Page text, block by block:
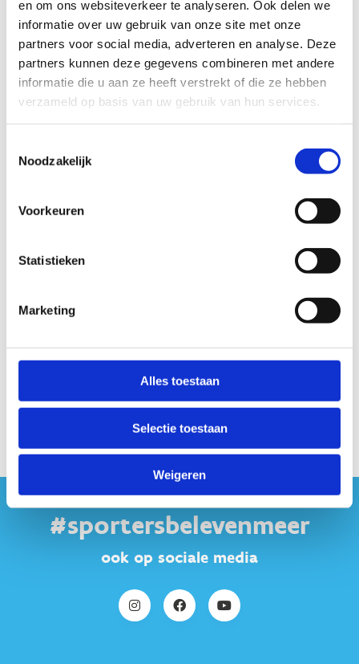
en om ons websiteverkeer te analyseren. Ook delen we
informatie over uw gebruik van onze site met onze
partners voor social media, adverteren en analyse. Deze
partners kunnen deze gegevens combineren met andere
informatie die u aan ze heeft verstrekt of die ze hebben
verzameld op basis van uw gebruik van hun services.
Noodzakelijk
Voorkeuren
Statistieken
Marketing
Alles toestaan
Selectie toestaan
Weigeren
Dashboard SportKompas
Dashboard Multimove
#sportersbelevenmeer
ook op sociale media